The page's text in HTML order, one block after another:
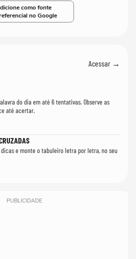
como fonte
no Google
Acessar →
do dia em até 6 tentativas. Observe as
até acertar.
e monte o tabuleiro letra por letra, no seu
PUBLICIDADE